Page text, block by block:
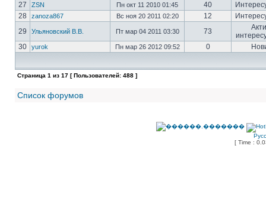
27
ZSN Пн окт 11 2010 01:45 40
28
zanoza867 Вс ноя 20 2011 02:20 12
29
Ульяновский В.В. Пт мар 04 2011 03:30 73
30
yurok Пн мар 26 2012 09:52 0
Страница 1 из 17 [ Пользователей: 488 ]
Список форумов
[ Time :